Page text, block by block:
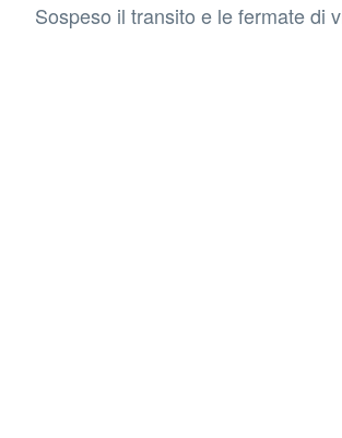
Sospeso il transito e le fermate di